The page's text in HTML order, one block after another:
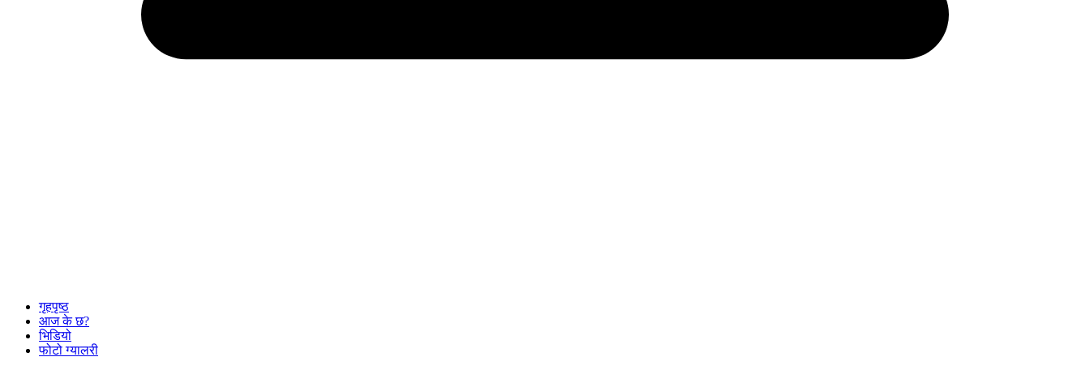
गृहपृष्ठ
आज के छ?
भिडियो
फोटो ग्यालरी